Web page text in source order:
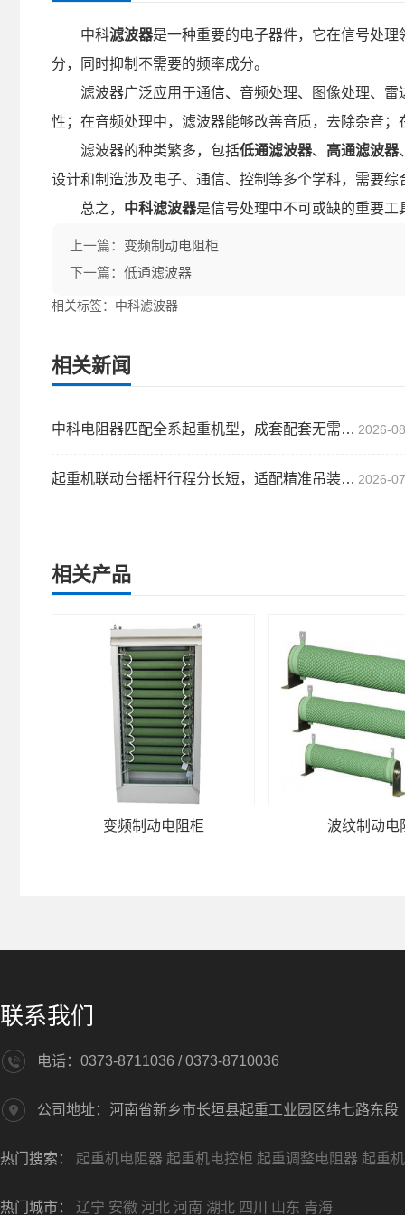
中科滤波器是一种重要的电子器件，它在信号处
分，同时抑制不需要的频率成分。
滤波器广泛应用于通信、音频处理、图像处理、雷
性；在音频处理中，滤波器能够改善音质，去除杂音
滤波器的种类繁多，包括低通滤波器、 高通滤波器
设计和制造涉及电子、通信、控制等多个学科，需要
总之， 中科滤波器是信号处理中不可或缺的重要
上一篇： 变频制动电阻柜
下一篇： 低通滤波器
相关标签：中科滤波器
相关新闻
2026-
中科电阻器匹配全系起重机型，成套配套无需二次适配...
2026-
起重机联动台摇杆行程分长短，适配精准吊装操作...
相关产品
变频制动电阻柜 波纹制动电
联系我们
电话：0373-8711036 / 0373-8710036
公司地址：河南省新乡市长垣县起重工业园区纬七路东段
热门搜索： 起重机电阻器 起重机电控柜 起重调整电阻器 起重
热门城市： 辽宁 安徽 河北 河南 湖北 四川 山东 青海